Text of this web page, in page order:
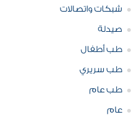
شبكات واتصالات
صيدلة
طب أطفال
طب سريري
طب عام
عام